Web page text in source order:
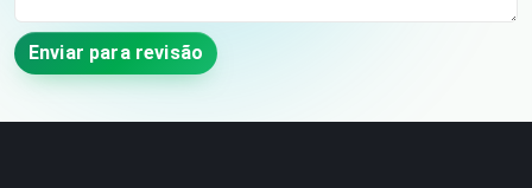
Enviar para revisão